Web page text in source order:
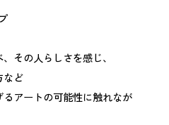
その人らしさを感じ、
など
アートの可能性に触れなが